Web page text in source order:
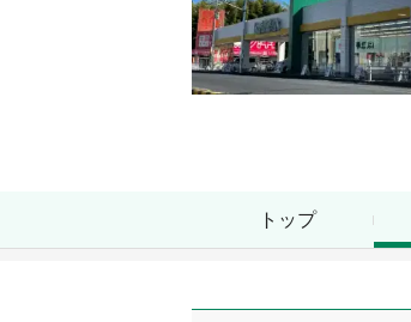
トップ